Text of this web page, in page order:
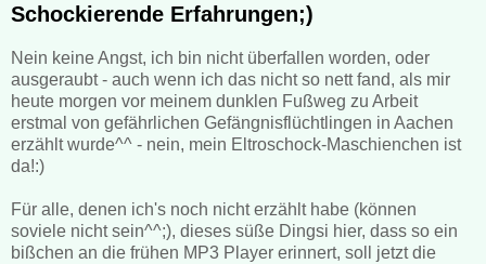
Schockierende Erfahrungen;)
Nein keine Angst, ich bin nicht überfallen worden, oder
ausgeraubt - auch wenn ich das nicht so nett fand, als mir
heute morgen vor meinem dunklen Fußweg zu Arbeit
erstmal von gefährlichen Gefängnisflüchtlingen in Aachen
erzählt wurde^^ - nein, mein Eltroschock-Maschienchen ist
da!:)
Für alle, denen ich's noch nicht erzählt habe (können
soviele nicht sein^^;), dieses süße Dingsi hier, dass so ein
bißchen an die frühen MP3 Player erinnert, soll jetzt die